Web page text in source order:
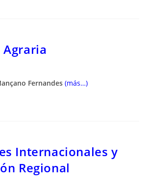
Fernandes (más…)
Internacionales y
Regional